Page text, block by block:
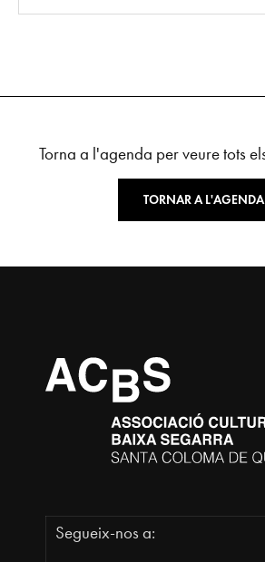
Torna a l'agenda per veure tots
TORNAR A L'AGENDA
Segueix-nos a: